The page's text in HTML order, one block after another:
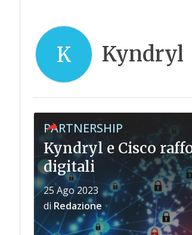
K Kyndryl
PARTNERSHIP
Kyndryl e Cisco
digitali
25 Ago 2023
di Redazione